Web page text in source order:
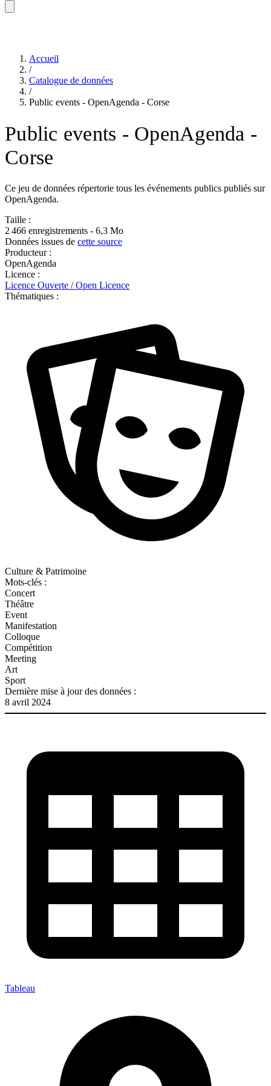
Accueil
/
Catalogue de données
/
Public events - OpenAgenda - Corse
Public events - OpenAgenda -
Corse
Ce jeu de données répertorie tous les événements publics publiés sur
OpenAgenda.
Taille :
2 466 enregistrements - 6,3 Mo
Données issues de cette source
Producteur :
OpenAgenda
Licence :
Licence Ouverte / Open Licence
Thématiques :
Culture & Patrimoine
Mots-clés :
Concert
Théâtre
Event
Manifestation
Colloque
Compétition
Meeting
Art
Sport
Dernière mise à jour des données :
8 avril 2024
Tableau